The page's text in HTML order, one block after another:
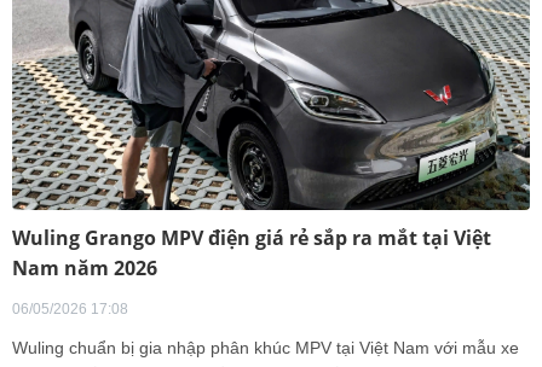
Wuling Grango MPV điện giá rẻ sắp ra mắt tại Việt
Nam năm 2026
06/05/2026 17:08
Wuling chuẩn bị gia nhập phân khúc MPV tại Việt Nam với mẫu xe